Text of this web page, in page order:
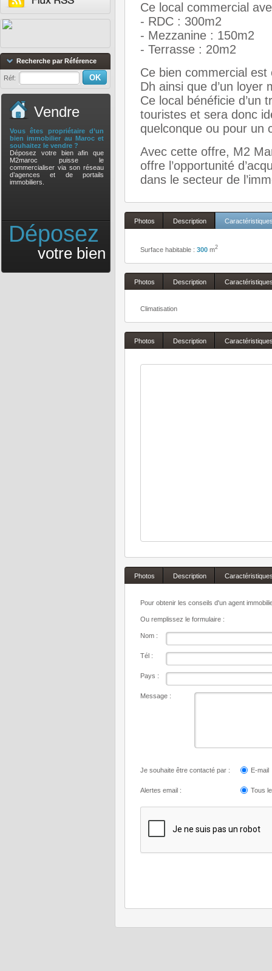
Recherche par Référence
Réf:
Vendre
Vous êtes propriétaire d’un
bien immobilier au Maroc et
souhaitez le vendre ?
Déposez votre bien afin que
M2maroc puisse le
commercialiser via son réseau
d’agences et de portails
immobiliers.
Déposez
votre bien
Ce local commercial
- RDC : 300m2
- Mezzanine : 150m2
- Terrasse : 20m2
Ce bien commercial
Dh ainsi que d’un loyer
Ce local bénéficie d’un
touristes et sera donc
quelconque ou pour un
Avec cette offre, M2
offre l’opportunité
dans le secteur de
Photos Description
Surface habitable : 300 m2
Photos Description
Climatisation
Photos Description
Photos Description
Pour obtenir les conseils d'un agent
Ou remplissez le formulaire :
Nom :
Tél :
Pays :
Message :
Je souhaite être contacté par : E-mail
Alertes email : Tous